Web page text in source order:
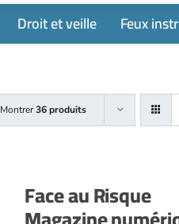
Droit et veille Feux
Montrer36 produits
Face au Risque